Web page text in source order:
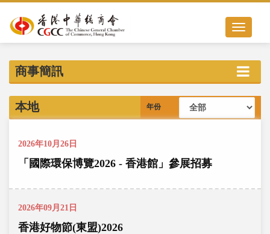
Toggle
商事簡訊
本地 年份
2026年10月26日
「國際環保博覽2026 - 香港館」參展招募
2026年09月21日
香港好物節(東盟)2026